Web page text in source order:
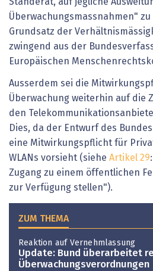
Überwachungsmassnahmen"
Grundsatz der
zwingend aus der
Europäischen
Ausserdem sei die
Überwachung weiterhin auf die
den
Dies, da der Entwurf des
eine Mitwirkungspflicht für
WLANs vorsieht (siehe Artikel 29
Zugang zu einem öffentlichen
zur Verfügung stellen").
ZUM THEMA
Reaktion auf Vernehmlassung
Update: Bund überarbeitet
Überwachungsverordnungen